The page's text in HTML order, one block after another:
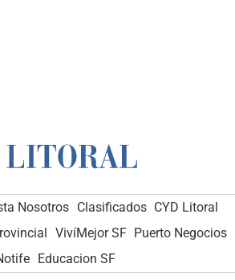
Nosotros Clasificados CYD Litoral
VivíMejor SF Puerto Negocios
Educacion SF